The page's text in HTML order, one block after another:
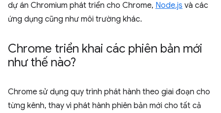
dự án Chromium phát triển cho Chrome, Node.js và các
ứng dụng cũng như môi trường khác.
Chrome triển khai các phiên bản mới
như thế nào?
Chrome sử dụng quy trình phát hành theo giai đoạn cho
từng kênh, thay vì phát hành phiên bản mới cho tất cả